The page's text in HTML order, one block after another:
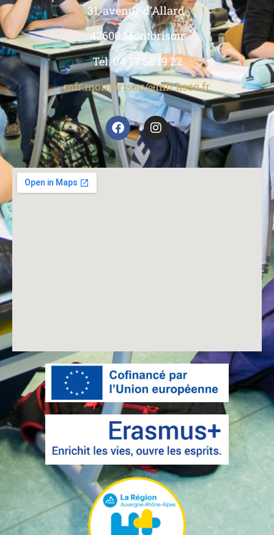
31, avenue d’Allard
42600 Montbrison
Tél. 04 77 58 19 22
mfr.montbrison@mfr.asso.fr